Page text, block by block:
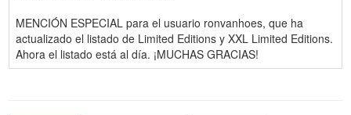
MENCIÓN ESPECIAL para el usuario ronvanhoes, que ha
actualizado el listado de Limited Editions y XXL Limited Editions.
Ahora el listado está al día. ¡MUCHAS GRACIAS!